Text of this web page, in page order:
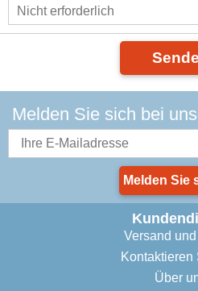
Melden Sie sich bei
Melden Sie
Versand
Kontaktieren
Über